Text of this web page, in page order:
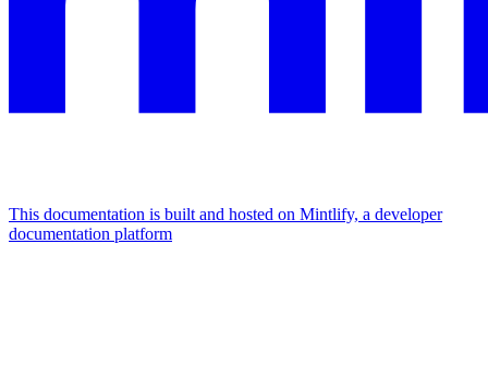
This documentation is built and hosted on Mintlify, a developer
documentation platform